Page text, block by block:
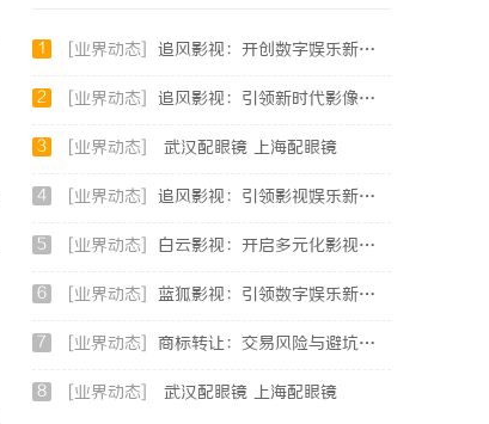
1 [业界动态] 追风影视：开创数字娱乐新时代的先锋平台
2 [业界动态] 追风影视：引领新时代影像文化的创新平台
3 [业界动态] 武汉配眼镜 上海配眼镜
4 [业界动态] 追风影视：引领影视娱乐新时代的全方位平台
5 [业界动态] 白云影视：开启多元化影视创作新时代的领航者
6 [业界动态] 蓝狐影视：引领数字娱乐新时代的先锋力量
7 [业界动态] 商标转让：交易风险与避坑指南
8 [业界动态] 武汉配眼镜 上海配眼镜